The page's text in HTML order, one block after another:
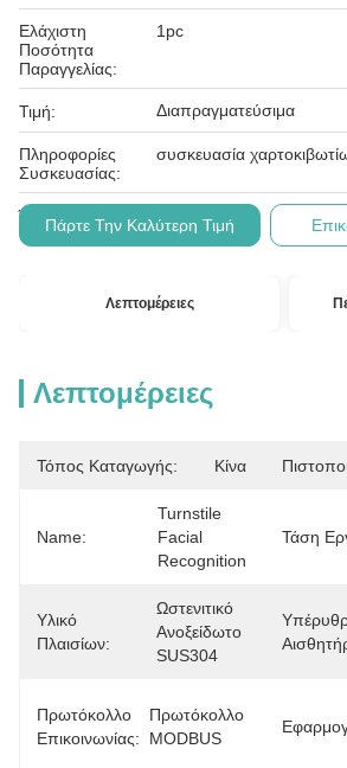
Ελάχιστη
Ποσότητα
Παραγγελίας:
1pc
Τιμή: Διαπραγματεύσιμα
Πληροφορίες
Συσκευασίας:
συσκευασία
Όροι Πληρωμής:
Πάρτε Την Καλύτερη Τιμή
Λεπτομέρειες
Λεπτομέρειες
Τόπος Καταγωγής: Κίνα
Name:
Turnstile
Facial
Recognition
Τάση
Υλικό
Πλαισίων:
Ωστενιτικό
Ανοξείδωτο
SUS304
Πρωτόκολλο
Επικοινωνίας:
Πρωτόκολλο
MODBUS